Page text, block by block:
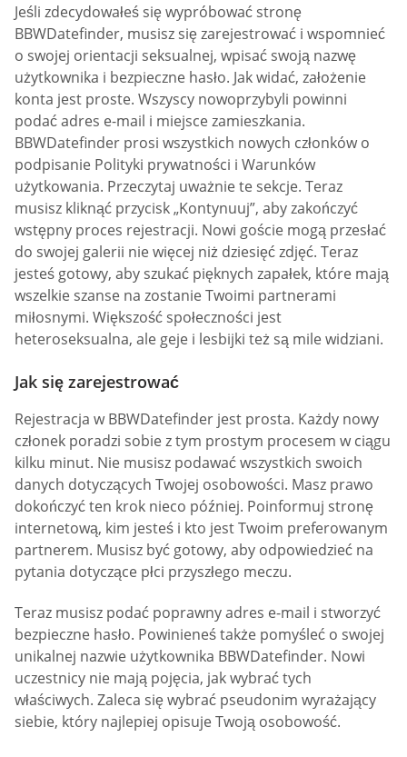
Jeśli zdecydowałeś się wypróbować stronę
BBWDatefinder, musisz się zarejestrować i wspomnieć
o swojej orientacji seksualnej, wpisać swoją nazwę
użytkownika i bezpieczne hasło. Jak widać, założenie
konta jest proste. Wszyscy nowoprzybyli powinni
podać adres e-mail i miejsce zamieszkania.
BBWDatefinder prosi wszystkich nowych członków o
podpisanie Polityki prywatności i Warunków
użytkowania. Przeczytaj uważnie te sekcje. Teraz
musisz kliknąć przycisk „Kontynuuj”, aby zakończyć
wstępny proces rejestracji. Nowi goście mogą przesłać
do swojej galerii nie więcej niż dziesięć zdjęć. Teraz
jesteś gotowy, aby szukać pięknych zapałek, które mają
wszelkie szanse na zostanie Twoimi partnerami
miłosnymi. Większość społeczności jest
heteroseksualna, ale geje i lesbijki też są mile widziani.
Jak się zarejestrować
Rejestracja w BBWDatefinder jest prosta. Każdy nowy
członek poradzi sobie z tym prostym procesem w ciągu
kilku minut. Nie musisz podawać wszystkich swoich
danych dotyczących Twojej osobowości. Masz prawo
dokończyć ten krok nieco później. Poinformuj stronę
internetową, kim jesteś i kto jest Twoim preferowanym
partnerem. Musisz być gotowy, aby odpowiedzieć na
pytania dotyczące płci przyszłego meczu.
Teraz musisz podać poprawny adres e-mail i stworzyć
bezpieczne hasło. Powinieneś także pomyśleć o swojej
unikalnej nazwie użytkownika BBWDatefinder. Nowi
uczestnicy nie mają pojęcia, jak wybrać tych
właściwych. Zaleca się wybrać pseudonim wyrażający
siebie, który najlepiej opisuje Twoją osobowość.